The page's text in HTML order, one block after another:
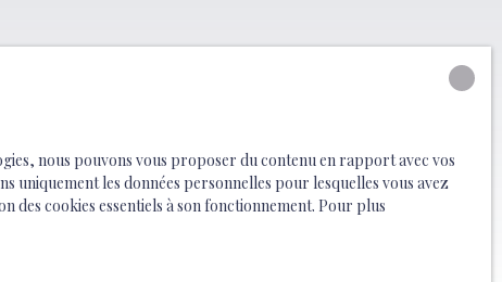
nous pouvons vous proposer du contenu en rapport avec vos
uniquement les données personnelles pour lesquelles vous avez
des cookies essentiels à son fonctionnement. Pour plus